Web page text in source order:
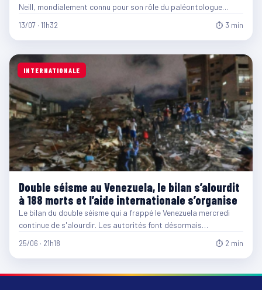
Neill, mondialement connu pour son rôle du paléontologue…
13/07 · 11h32 ⏱ 3 min
INTERNATIONALE
Double séisme au Venezuela, le bilan s’alourdit
à 188 morts et l’aide internationale s’organise
Le bilan du double séisme qui a frappé le Venezuela mercredi
continue de s'alourdir. Les autorités font désormais…
25/06 · 21h18 ⏱ 2 min